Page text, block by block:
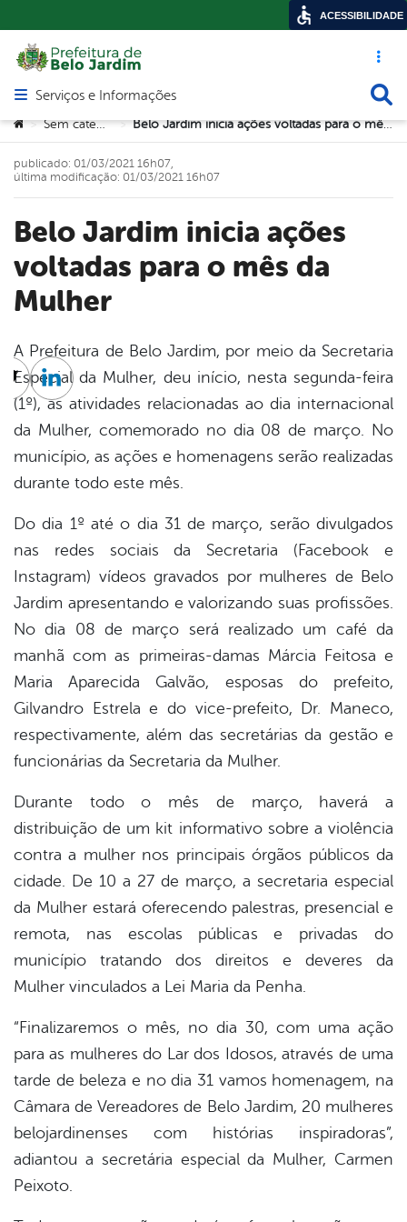
Acesso
Abrir menu principal de navegação
Serviços e Informações
Você está aqui:
> Sem categoria > Belo Jardim inicia ações voltadas para o mês da Mulher
Belo Jardim inicia ações
voltadas para o mês da
Mulher
publicado: 01/03/2021 16h07,
última modificação: 01/03/2021 16h07
A Prefeitura de Belo Jardim, por meio da Secretaria
Especial da Mulher, deu início, nesta segunda-feira
(1º), as atividades relacionadas ao dia internacional
da Mulher, comemorado no dia 08 de março. No
município, as ações e homenagens serão realizadas
durante todo este mês.
Do dia 1º até o dia 31 de março, serão divulgados
nas redes sociais da Secretaria (Facebook e
Instagram) vídeos gravados por mulheres de Belo
Jardim apresentando e valorizando suas profissões.
No dia 08 de março será realizado um café da
manhã com as primeiras-damas Márcia Feitosa e
Maria Aparecida Galvão, esposas do prefeito,
Gilvandro Estrela e do vice-prefeito, Dr. Maneco,
respectivamente, além das secretárias da gestão e
funcionárias da Secretaria da Mulher.
Durante todo o mês de março, haverá a
distribuição de um kit informativo sobre a violência
contra a mulher nos principais órgãos públicos da
cidade. De 10 a 27 de março, a secretaria especial
da Mulher estará oferecendo palestras, presencial e
remota, nas escolas públicas e privadas do
município tratando dos direitos e deveres da
Mulher vinculados a Lei Maria da Penha.
“Finalizaremos o mês, no dia 30, com uma ação
para as mulheres do Lar dos Idosos, através de uma
tarde de beleza e no dia 31 vamos homenagem, na
Câmara de Vereadores de Belo Jardim, 20 mulheres
belojardinenses com histórias inspiradoras”,
adiantou a secretária especial da Mulher, Carmen
Peixoto.
Twitter
Linkedin
ACESSIBILIDADE